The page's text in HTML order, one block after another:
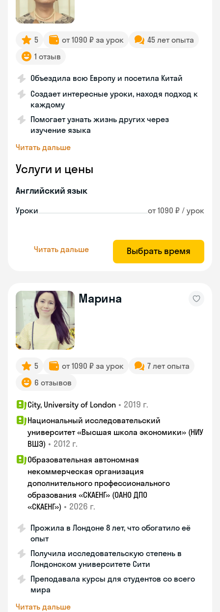
5 от 1090 ₽ за урок
45 лет опыта
1 отзыв
Объездила всю Европу и посетила Китай
Создает интересные уроки, находя подход к
каждому
Помогает узнать жизнь других через
изучение языка
Читать дальше
Услуги и цены
Английский язык
Уроки от 1090 ₽ / урок
Читать дальше Выбрать время
Марина
5 от 1090 ₽ за урок
7 лет опыта
6 отзывов
City, University of London • 2019 г.
Национальный исследовательский
университет «Высшая школа экономики» (НИУ
ВШЭ) • 2012 г.
Образовательная автономная
некоммерческая организация
дополнительного профессионального
образования «СКАЕНГ» (ОАНО ДПО
«СКАЕНГ») • 2026 г.
Прожила в Лондоне 8 лет, что обогатило её
опыт
Получила исследовательскую степень в
Лондонском университете Сити
Преподавала курсы для студентов со всего
мира
Читать дальше